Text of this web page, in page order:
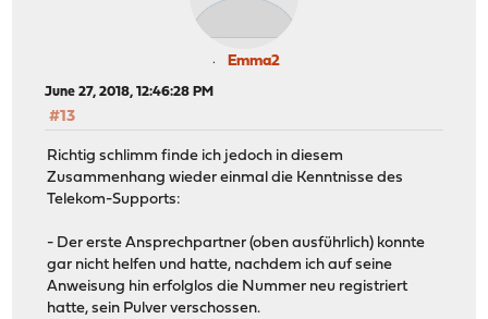
Emma2
June 27, 2018, 12:46:28 PM
#13
Richtig schlimm finde ich jedoch in diesem
Zusammenhang wieder einmal die Kenntnisse des
Telekom-Supports:
- Der erste Ansprechpartner (oben ausführlich) konnte
gar nicht helfen und hatte, nachdem ich auf seine
Anweisung hin erfolglos die Nummer neu registriert
hatte, sein Pulver verschossen.